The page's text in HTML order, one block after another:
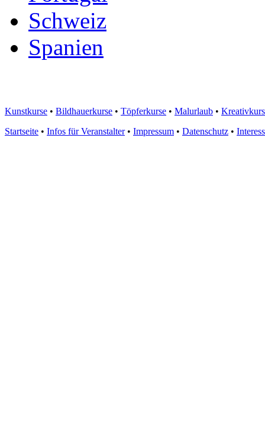
Schweiz
Spanien
Kunstkurse • Bildhauerkurse • Töpferkurse • Malurlaub •
Startseite • Infos für Veranstalter• Impressum • Datenschutz •